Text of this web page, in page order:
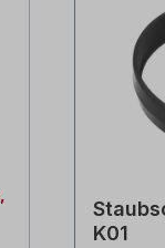
K01